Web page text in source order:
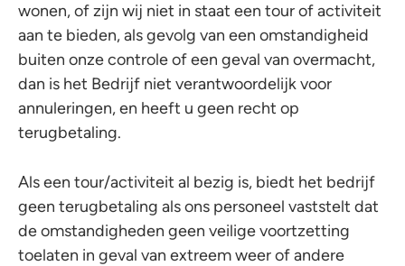
wonen, of zijn wij niet in staat een tour of activiteit
aan te bieden, als gevolg van een omstandigheid
buiten onze controle of een geval van overmacht,
dan is het Bedrijf niet verantwoordelijk voor
annuleringen, en heeft u geen recht op
terugbetaling.
Als een tour/activiteit al bezig is, biedt het bedrijf
geen terugbetaling als ons personeel vaststelt dat
de omstandigheden geen veilige voortzetting
toelaten in geval van extreem weer of andere